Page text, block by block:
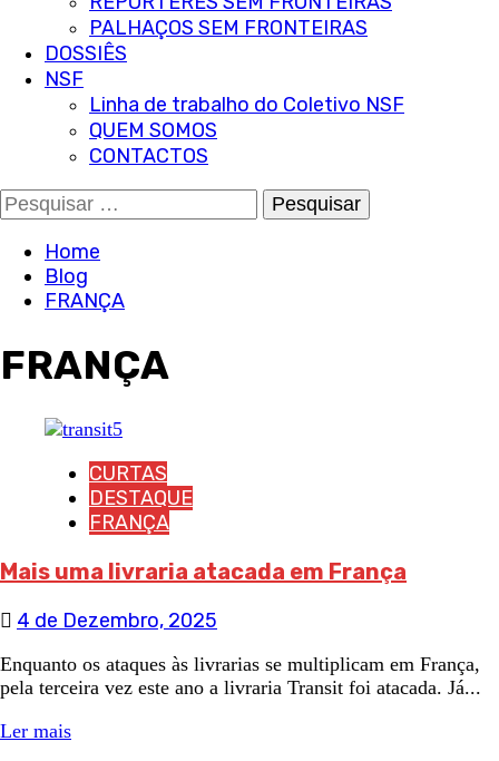
PALHAÇOS SEM FRONTEIRAS
DOSSIÊS
NSF
Linha de trabalho do Coletivo NSF
QUEM SOMOS
CONTACTOS
Pesquisar
por:
Home
Blog
FRANÇA
FRANÇA
CURTAS
DESTAQUE
FRANÇA
Mais uma livraria atacada em França
4 de Dezembro, 2025
Enquanto os ataques às livrarias se multiplicam em França,
pela terceira vez este ano a livraria Transit foi atacada. Já...
Ler mais